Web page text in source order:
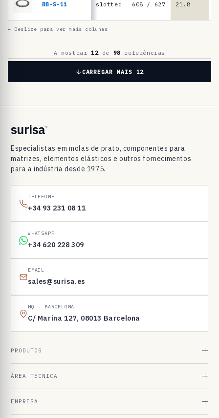
a
r
r
l
m
e
n
t
o
BB-S-11 slotted 608 / 627 21.8
← Deslize para ver mais colunas
A mostrar 12de 98 referências
CARREGAR MAIS 12
surisa®
Especialistas em molas de prato, componentes para
matrizes, elementos elásticos e outros fornecimentos
para a indústria desde 1975.
TELEFONE
+34 93 231 08 11
WHATSAPP
+34 620 228 309
EMAIL
sales@surisa.es
HQ · BARCELONA
C/ Marina 127, 08013 Barcelona
PRODUTOS
ÁREA TÉCNICA
EMPRESA